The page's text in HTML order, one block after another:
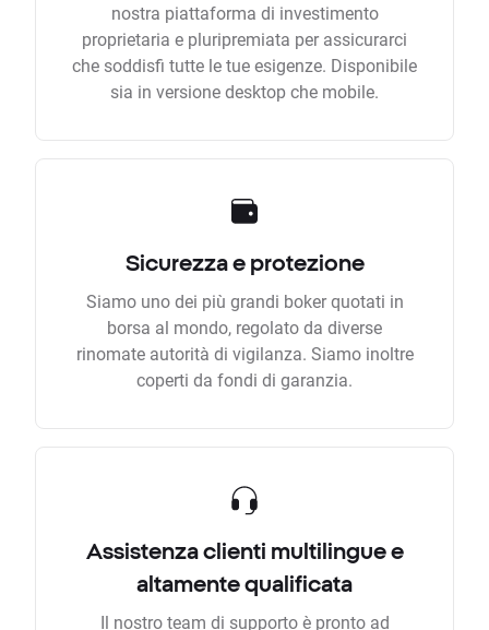
nostra piattaforma di investimento
proprietaria e pluripremiata per assicurarci
che soddisfi tutte le tue esigenze. Disponibile
sia in versione desktop che mobile.
Sicurezza e protezione
Siamo uno dei più grandi boker quotati in
borsa al mondo, regolato da diverse
rinomate autorità di vigilanza. Siamo inoltre
coperti da fondi di garanzia.
Assistenza clienti multilingue e
altamente qualificata
Il nostro team di supporto è pronto ad